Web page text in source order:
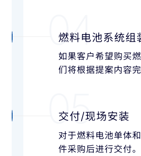
04
燃料电池系统组
如果客户希望购买
们将根据提案内容
05
交付/现场安装
对于燃料电池单体
件采购后进行交付。